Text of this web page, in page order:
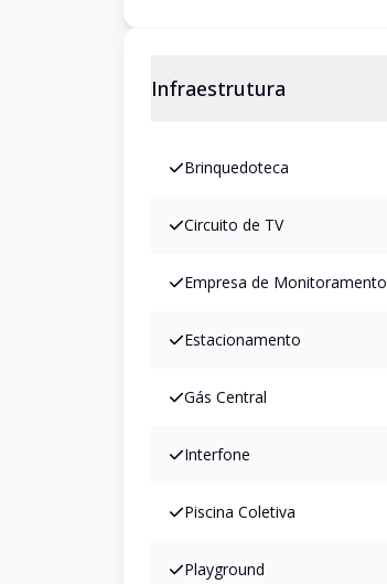
Infraestrutura
Brinquedoteca
Circuito de TV
Empresa de Monitoramento
Estacionamento
Gás Central
Interfone
Piscina Coletiva
Playground